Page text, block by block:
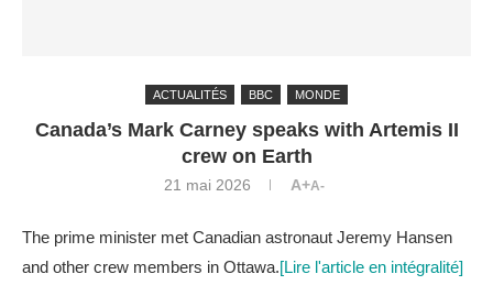
ACTUALITÉS BBC MONDE
Canada’s Mark Carney speaks with Artemis II
crew on Earth
21 mai 2026 A+A-
The prime minister met Canadian astronaut Jeremy Hansen
and other crew members in Ottawa.[Lire l'article en intégralité]